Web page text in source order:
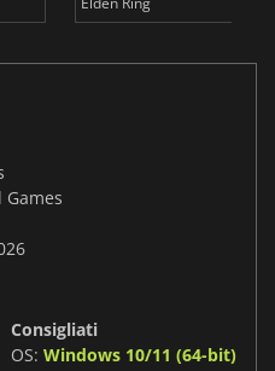
Consigliati
OS: Windows 10/11 (64-bit)